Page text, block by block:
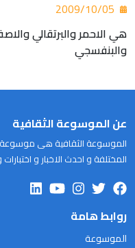
هي الاحمر والبرتقالي
والبنفسجي
عن الموسوعة الثقافية
الموسوعة الثقافية هى
المختلفة و احدث الاخبار و
روابط هامة
الموسوعة